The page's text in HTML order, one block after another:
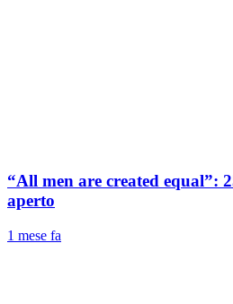
“All men are created equal”:
aperto
1 mese fa